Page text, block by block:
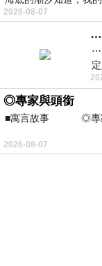
2026-08-07
◎專家與頭銜
■寓言故事 ◎專
⊕潘
之谷」裡——
2026-08-07